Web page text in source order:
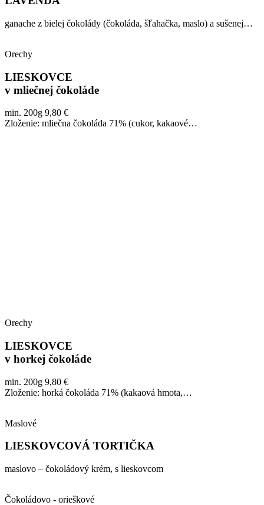
ganache z bielej čokolády (čokoláda, šľahačka, maslo) a sušenej…
Orechy
LIESKOVCE
v mliečnej čokoláde
min. 200g 9,80 €
Zloženie: mliečna čokoláda 71% (cukor, kakaové…
Orechy
LIESKOVCE
v horkej čokoláde
min. 200g 9,80 €
Zloženie: horká čokoláda 71% (kakaová hmota,…
Maslové
LIESKOVCOVÁ TORTIČKA
maslovo – čokoládový krém, s lieskovcom
Čokoládovo - orieškové